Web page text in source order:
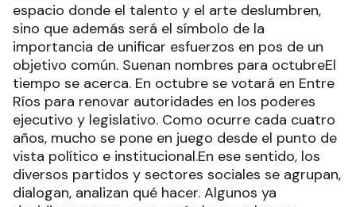
espacio donde el talento y el arte deslumbren,
sino que además será el símbolo de la
importancia de unificar esfuerzos en pos de un
objetivo común. Suenan nombres para octubreEl
tiempo se acerca. En octubre se votará en Entre
Ríos para renovar autoridades en los poderes
ejecutivo y legislativo. Como ocurre cada cuatro
años, mucho se pone en juego desde el punto de
vista político e institucional.En ese sentido, los
diversos partidos y sectores sociales se agrupan,
dialogan, analizan qué hacer. Algunos ya